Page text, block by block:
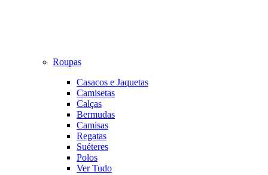
Roupas
Casacos e Jaquetas
Camisetas
Calças
Bermudas
Camisas
Regatas
Suéteres
Polos
Ver Tudo